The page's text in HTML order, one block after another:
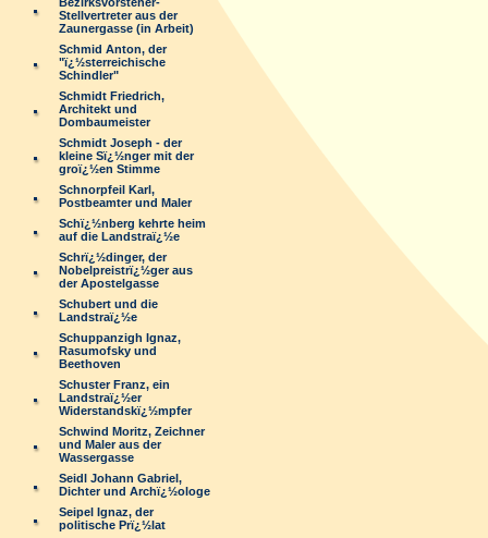
Stellvertreter aus der
Zaunergasse (in Arbeit)
Schmid Anton, der
"ï¿½sterreichische
Schindler"
Schmidt Friedrich,
Architekt und
Dombaumeister
Schmidt Joseph - der
kleine Sï¿½nger mit der
groï¿½en Stimme
Schnorpfeil Karl,
Postbeamter und Maler
Schï¿½nberg kehrte heim
auf die Landstraï¿½e
Schrï¿½dinger, der
Nobelpreistrï¿½ger aus
der Apostelgasse
Schubert und die
Landstraï¿½e
Schuppanzigh Ignaz,
Rasumofsky und
Beethoven
Schuster Franz, ein
Landstraï¿½er
Widerstandskï¿½mpfer
Schwind Moritz, Zeichner
und Maler aus der
Wassergasse
Seidl Johann Gabriel,
Dichter und Archï¿½ologe
Seipel Ignaz, der
politische Prï¿½lat